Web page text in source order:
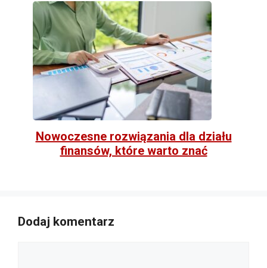
Nowoczesne rozwiązania dla działu
finansów, które warto znać
Dodaj komentarz